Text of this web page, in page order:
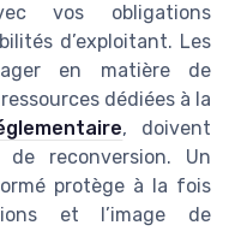
vos obligations
d’exploitant. Les
en matière de
dédiées à la
, doivent
reconversion. Un
protège à la fois
et l’image de